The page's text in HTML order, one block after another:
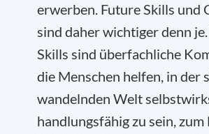
erwerben. Future Skills und
sind daher wichtiger denn
Skills sind überfachliche
die Menschen helfen, in der
wandelnden Welt
handlungsfähig zu sein, zum